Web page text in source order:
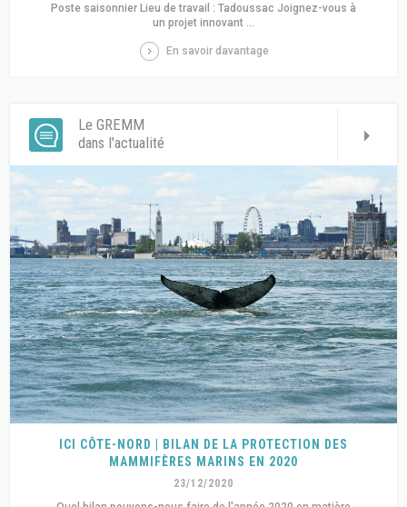
Poste saisonnier Lieu de travail : Tadoussac Joignez-vous à
un projet innovant ...
En savoir davantage
Le GREMM
dans l'actualité
ICI CÔTE-NORD | BILAN DE LA PROTECTION DES
MAMMIFÈRES MARINS EN 2020
23/12/2020